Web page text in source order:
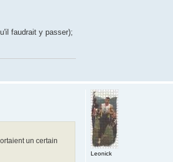
faudrait y passer);
Leonick
un certain